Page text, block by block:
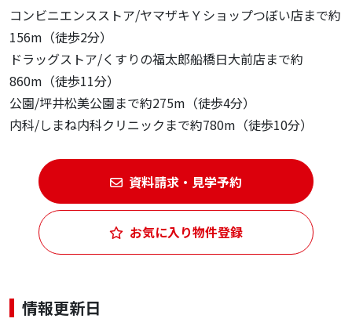
コンビニエンスストア/ヤマザキＹショップつぼい店まで約
156m（徒歩2分）
ドラッグストア/くすりの福太郎船橋日大前店まで約
860m（徒歩11分）
公園/坪井松美公園まで約275m（徒歩4分）
内科/しまね内科クリニックまで約780m（徒歩10分）
資料請求・見学予約
お気に入り物件登録
情報更新日